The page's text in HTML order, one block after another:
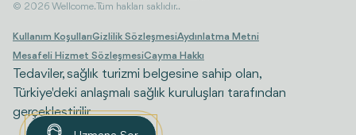
© 2026 Wellcome. Tüm hakları saklıdır..
Kullanım KoşullarıGizlilik SözleşmesiAydınlatma Metni
Mesafeli Hizmet SözleşmesiCayma Hakkı
Tedaviler, sağlık turizmi belgesine sahip olan,
Türkiye'deki anlaşmalı sağlık kuruluşları tarafından
gerçekleştirilir.